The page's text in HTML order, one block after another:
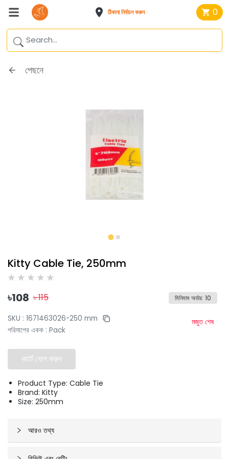
ঠিকানা নির্বাচন করুন 0
পেছনে
Kitty Cable Tie, 250mm
৳108 ৳115 মিনিমাম অর্ডার: 10
SKU : 1671463026-250 mm
পরিমাপের একক : Pack
মজুত শেষ
কার্টে যোগ করুন
Product Type: Cable Tie
Brand: Kitty
Size: 250mm
আরও তথ্য